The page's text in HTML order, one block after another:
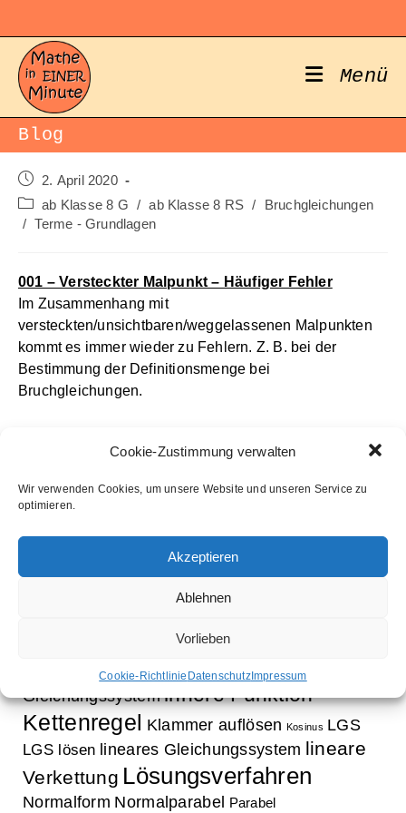
Cookie-Zustimmung verwalten
Wir verwenden Cookies, um unsere Website und unseren Service zu
optimieren.
Akzeptieren
Ablehnen
Vorlieben
Cookie-Richtlinie DatenschutzImpressum
springen
Menü
Blog
Beitrag
veröffentlicht:
2. April 2020
Beitrags-
Kategorie:
ab Klasse 8 G / ab Klasse 8 RS /
Bruchgleichungen
/ Terme - Grundlagen
001 – Versteckter Malpunkt – Häufiger Fehler
Im Zusammenhang mit
versteckten/unsichtbaren/weggelassenen Malpunkten
kommt es immer wieder zu Fehlern. Z. B. bei der
Bestimmung der Definitionsmenge bei
Bruchgleichungen.
Schlagwörter
Aufleitung
Bestimmung Normalparabel
Exponentialgleichung
Funktion Funktionsbestimmung
Gleichungssystem innere Funktion
Kettenregel Klammer auflösen Kosinus LGS
LGS lösen lineares Gleichungssystem lineare
Verkettung Lösungsverfahren
Normalform Normalparabel Parabel